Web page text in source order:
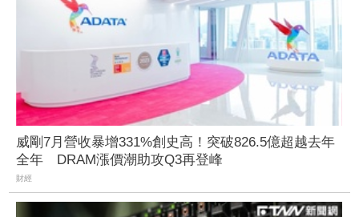
威剛7月營收暴增331%創史高！突破826.5億超越去年
全年 DRAM漲價潮助攻Q3再登峰
財經